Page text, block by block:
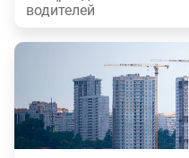
водителей